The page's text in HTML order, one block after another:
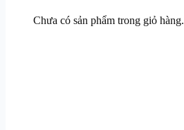
Chưa có sản phẩm trong giỏ hàng.